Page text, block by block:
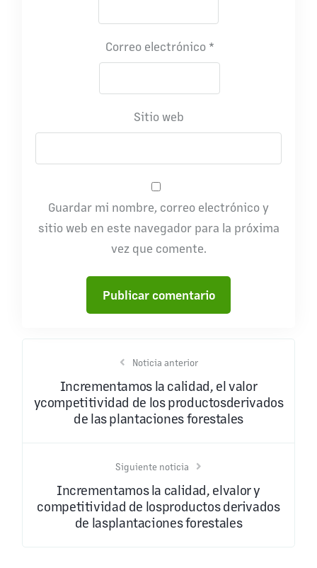
Correo electrónico *
Sitio web
Guardar mi nombre, correo electrónico y
sitio web en este navegador para la próxima
vez que comente.
Noticia anterior
Incrementamos la calidad, el valor
ycompetitividad de los productosderivados
de las plantaciones forestales
Siguiente noticia
Incrementamos la calidad, elvalor y
competitividad de losproductos derivados
de lasplantaciones forestales